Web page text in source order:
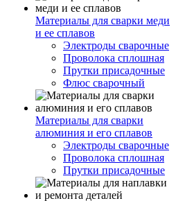
Материалы для сварки меди
и ее сплавов
Электроды сварочные
Проволока сплошная
Прутки присадочные
Флюс сварочный
Материалы для сварки
алюминия и его сплавов
Электроды сварочные
Проволока сплошная
Прутки присадочные